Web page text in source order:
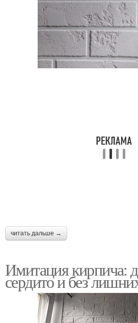
читать дальше →
Имитация кирпича:
сердито и без